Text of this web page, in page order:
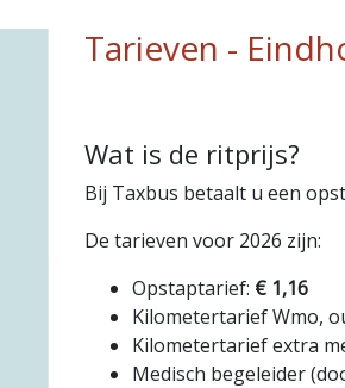
Tarieven -
Wat is de ritprijs?
Bij Taxbus betaalt u een
De tarieven voor 2026 zijn:
Opstaptarief: € 1,16
Kilometertarief Wmo,
Kilometertarief extra
Medisch begeleider